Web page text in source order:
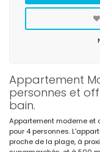
Appartement
personnes et
bain.
Appartement moderne et
pour 4 personnes.
proche de la plage, à